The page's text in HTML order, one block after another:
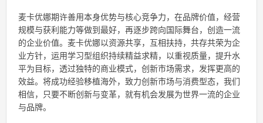
麦卡优娜期许善用本身优势与核心竞争力，在品牌价值，经营
规模与获利能力等做到最好，再逐步跨向国际舞台，创造一流
的企业价值。麦卡优娜以资源共享，互相扶持，共存共荣为企
业方针，运用学习型组织持续精益求精，以重视质量，提升水
平为目标，透过独特的商业模式，创新市场需求，发挥更高的
效益。将成功经验移植海外，致力创新市场与消费型态，我们
相信，只要不断创新与变革，就有机会发展为世界一流的企业
与品牌。